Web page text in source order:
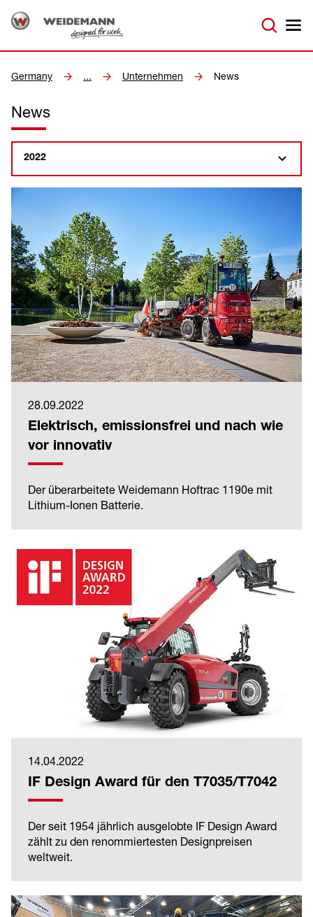
Germany ... Unternehmen News
News
2022
28.09.2022
Elektrisch, emissionsfrei und nach wie
vor innovativ
Der überarbeitete Weidemann Hoftrac 1190e mit
Lithium-Ionen Batterie.
14.04.2022
IF Design Award für den T7035/T7042
Der seit 1954 jährlich ausgelobte IF Design Award
zählt zu den renommiertesten Designpreisen
weltweit.